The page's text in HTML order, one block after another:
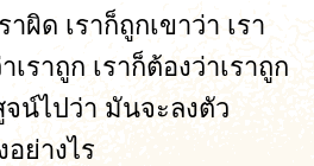
ผิด เราก็ถูกเขาว่า เรา
เราถูก เราก็ต้องว่าเราถูก
น์ไปว่า มันจะลงตัว
ย่างไร